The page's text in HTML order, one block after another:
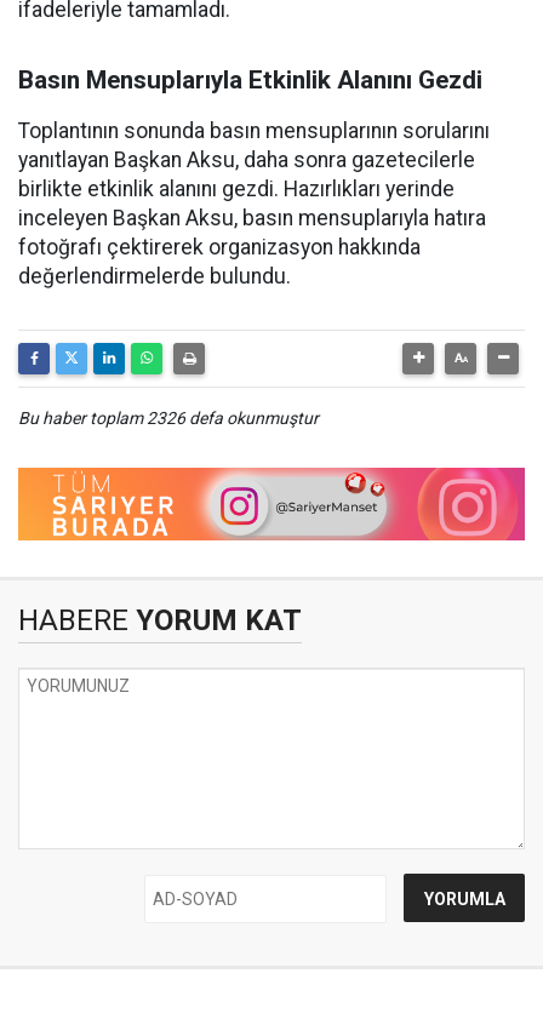
ifadeleriyle tamamladı.
Basın Mensuplarıyla Etkinlik Alanını Gezdi
Toplantının sonunda basın mensuplarının sorularını
yanıtlayan Başkan Aksu, daha sonra gazetecilerle
birlikte etkinlik alanını gezdi. Hazırlıkları yerinde
inceleyen Başkan Aksu, basın mensuplarıyla hatıra
fotoğrafı çektirerek organizasyon hakkında
değerlendirmelerde bulundu.
Bu haber toplam 2326 defa okunmuştur
HABERE YORUM KAT